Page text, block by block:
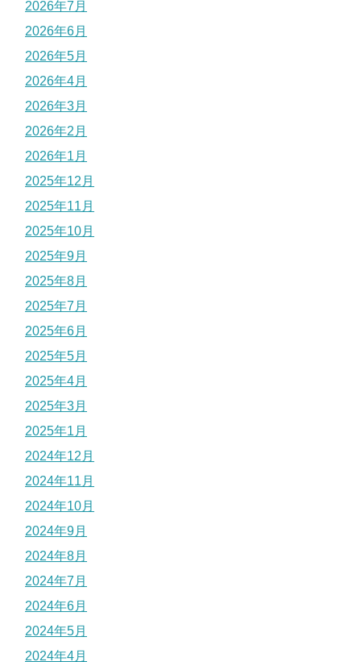
2026年7月
2026年6月
2026年5月
2026年4月
2026年3月
2026年2月
2026年1月
2025年12月
2025年11月
2025年10月
2025年9月
2025年8月
2025年7月
2025年6月
2025年5月
2025年4月
2025年3月
2025年1月
2024年12月
2024年11月
2024年10月
2024年9月
2024年8月
2024年7月
2024年6月
2024年5月
2024年4月